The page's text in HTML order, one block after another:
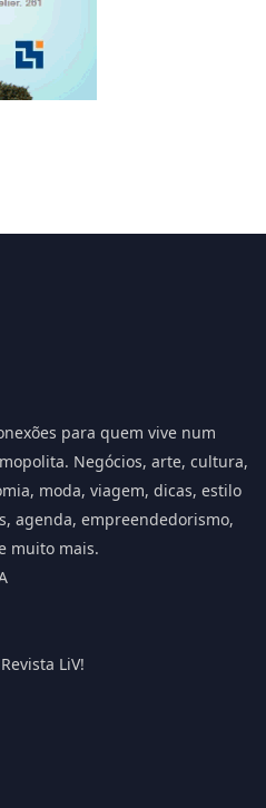
para quem vive num
Negócios, arte, cultura,
moda, viagem, dicas, estilo
agenda, empreendedorismo,
muito mais.
LiV!